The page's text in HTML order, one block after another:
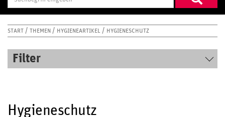
eingeben
START THEMEN HYGIENEARTIKEL HYGIENESCHUTZ
Filter
Hygieneschutz